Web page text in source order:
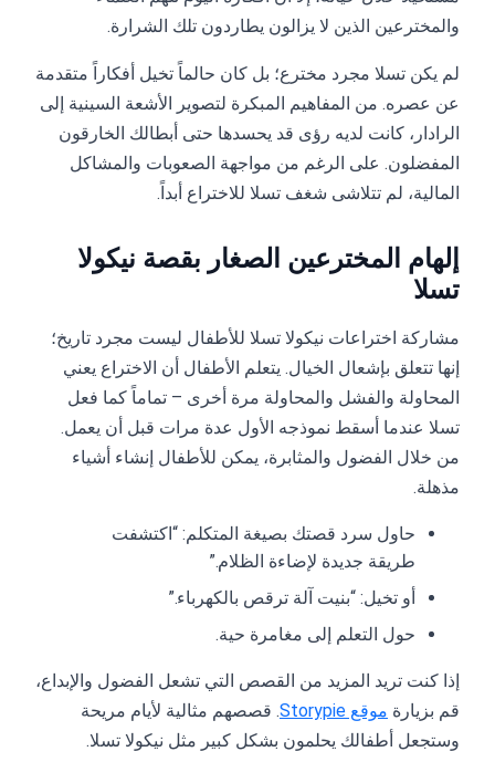
والمخترعين الذين لا يزالون يطاردون تلك الشرارة.
لم يكن تسلا مجرد مخترع؛ بل كان حالماً تخيل أفكاراً متقدمة
عن عصره. من المفاهيم المبكرة لتصوير الأشعة السينية إلى
الرادار، كانت لديه رؤى قد يحسدها حتى أبطالك الخارقون
المفضلون. على الرغم من مواجهة الصعوبات والمشاكل
المالية، لم تتلاشى شغف تسلا للاختراع أبداً.
إلهام المخترعين الصغار بقصة نيكولا
تسلا
مشاركة اختراعات نيكولا تسلا للأطفال ليست مجرد تاريخ؛
إنها تتعلق بإشعال الخيال. يتعلم الأطفال أن الاختراع يعني
المحاولة والفشل والمحاولة مرة أخرى – تماماً كما فعل
تسلا عندما أسقط نموذجه الأول عدة مرات قبل أن يعمل.
من خلال الفضول والمثابرة، يمكن للأطفال إنشاء أشياء
مذهلة.
حاول سرد قصتك بصيغة المتكلم: “اكتشفت
طريقة جديدة لإضاءة الظلام.”
أو تخيل: “بنيت آلة ترقص بالكهرباء.”
حول التعلم إلى مغامرة حية.
إذا كنت تريد المزيد من القصص التي تشعل الفضول والإبداع،
قم بزيارة موقع Storypie
. قصصهم مثالية لأيام مريحة
وستجعل أطفالك يحلمون بشكل كبير مثل نيكولا تسلا.